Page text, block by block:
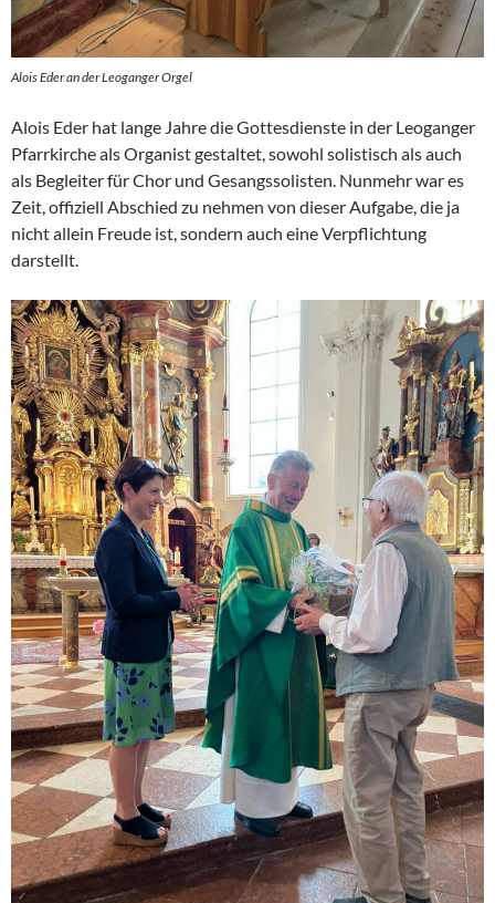
Alois Eder an der Leoganger Orgel
Alois Eder hat lange Jahre die Gottesdienste in der Leoganger
Pfarrkirche als Organist gestaltet, sowohl solistisch als auch
als Begleiter für Chor und Gesangssolisten. Nunmehr war es
Zeit, offiziell Abschied zu nehmen von dieser Aufgabe, die ja
nicht allein Freude ist, sondern auch eine Verpflichtung
darstellt.